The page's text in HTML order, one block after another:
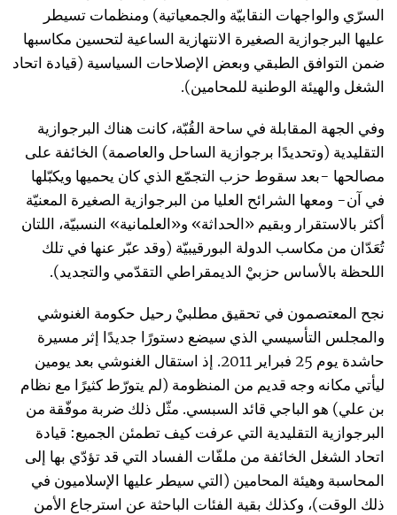
السرّي والواجهات النقابيّة والجمعياتية) ومنظمات تسيطر
عليها البرجوازية الصغيرة الانتهازية الساعية لتحسين مكاسبها
ضمن التوافق الطبقي وبعض الإصلاحات السياسية (قيادة اتحاد
الشغل والهيئة الوطنية للمحامين).
وفي الجهة المقابلة في ساحة القُبّة، كانت هناك البرجوازية
التقليدية (وتحديدًا برجوازية الساحل والعاصمة) الخائفة على
مصالحها -بعد سقوط حزب التجمّع الذي كان يحميها ويكبّلها
في آن- ومعها الشرائح العليا من البرجوازية الصغيرة المعنيّة
أكثر بالاستقرار وبقيم «الحداثة» و«العلمانية» النسبيّة، اللتان
تُعَدّان من مكاسب الدولة البورقيبيّة (وقد عبّر عنها في تلك
اللحظة بالأساس حزبيْ الديمقراطي التقدّمي والتجديد).
نجح المعتصمون في تحقيق مطلبيْ رحيل حكومة الغنوشي
والمجلس التأسيسي الذي سيضع دستورًا جديدًا إثر مسيرة
حاشدة يوم 25 فبراير 2011. إذ استقال الغنوشي بعد يومين
ليأتي مكانه وجه قديم من المنظومة (لم يتورّط كثيرًا مع نظام
بن علي) هو الباجي قائد السبسي. مثّل ذلك ضربة موفّقة من
البرجوازية التقليدية التي عرفت كيف تطمئن الجميع: قيادة
اتحاد الشغل الخائفة من ملفّات الفساد التي قد تؤدّي بها إلى
المحاسبة وهيئة المحامين (التي سيطر عليها الإسلاميون في
ذلك الوقت)، وكذلك بقية الفئات الباحثة عن استرجاع الأمن